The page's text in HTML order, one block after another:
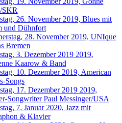
SKR
26. November 2019, Blues mit
und Dühnfort
28. November 2019, UNIque
Bremen
3. Dezember 2019 2019,
Kaarow & Band
10. Dezember 2019, American
Songs
17. Dezember 2019 2019,
Songwriter Paul Messinger/USA
7. Januar 2020, Jazz mit
& Klavier